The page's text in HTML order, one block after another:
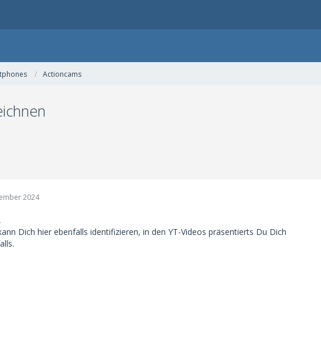
Actioncams
2024
Dich hier ebenfalls identifizieren, in den YT-Videos präsentierts Du Dich